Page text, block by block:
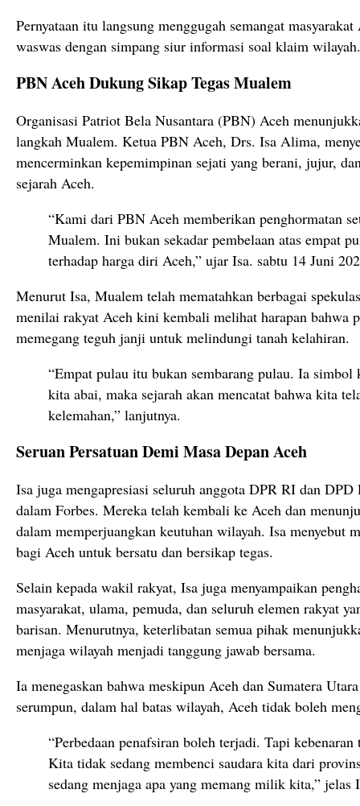
Pernyataan itu langsung menggugah semangat
waswas dengan simpang siur informasi soal klaim wilayah.
PBN Aceh Dukung Sikap Tegas Mualem
Organisasi Patriot Bela Nusantara (PBN) Aceh
langkah Mualem. Ketua PBN Aceh, Drs. Isa Alima,
mencerminkan kepemimpinan sejati yang berani, jujur,
sejarah Aceh.
“Kami dari PBN Aceh memberikan penghormatan
Mualem. Ini bukan sekadar pembelaan atas empat
terhadap harga diri Aceh,” ujar Isa. sabtu 14 Juni
Menurut Isa, Mualem telah mematahkan berbagai
menilai rakyat Aceh kini kembali melihat harapan bahwa
memegang teguh janji untuk melindungi tanah kelahiran.
“Empat pulau itu bukan sembarang pulau. Ia
kita abai, maka sejarah akan mencatat bahwa kita
kelemahan,” lanjutnya.
Seruan Persatuan Demi Masa Depan Aceh
Isa juga mengapresiasi seluruh anggota DPR RI dan
dalam Forbes. Mereka telah kembali ke Aceh dan
dalam memperjuangkan keutuhan wilayah. Isa menyebut
bagi Aceh untuk bersatu dan bersikap tegas.
Selain kepada wakil rakyat, Isa juga menyampaikan
masyarakat, ulama, pemuda, dan seluruh elemen rakyat
barisan. Menurutnya, keterlibatan semua pihak
menjaga wilayah menjadi tanggung jawab bersama.
Ia menegaskan bahwa meskipun Aceh dan Sumatera
serumpun, dalam hal batas wilayah, Aceh tidak boleh
“Perbedaan penafsiran boleh terjadi. Tapi
Kita tidak sedang membenci saudara kita dari
sedang menjaga apa yang memang milik kita,” jelas